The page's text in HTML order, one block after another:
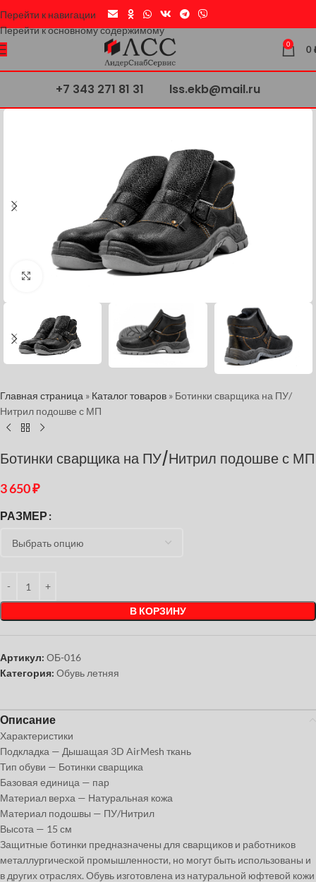
Перейти к навигации
Перейти к основному содержимому
0 0
+7 343 271 81 31 lss.ekb@mail.ru
Нажмите, чтобы увеличить
Главная страница » Каталог товаров » Ботинки сварщика на ПУ/
Нитрил подошве с МП
Ботинки сварщика на ПУ/Нитрил подошве с МП
3 650₽
РАЗМЕР
В КОРЗИНУ
Артикул: ОБ-016
Категория: Обувь летняя
Описание
Характеристики
Подкладка — Дышащая 3D AirMesh ткань
Тип обуви — Ботинки сварщика
Базовая единица — пар
Материал верха — Натуральная кожа
Материал подошвы — ПУ/Нитрил
Высота — 15 см
Защитные ботинки предназначены для сварщиков и работников
металлургической промышленности, но могут быть использованы и
в других отраслях. Обувь изготовлена из натуральной юфтевой кожи